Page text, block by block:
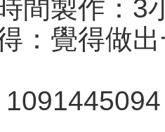
間製作：3
：覺得做